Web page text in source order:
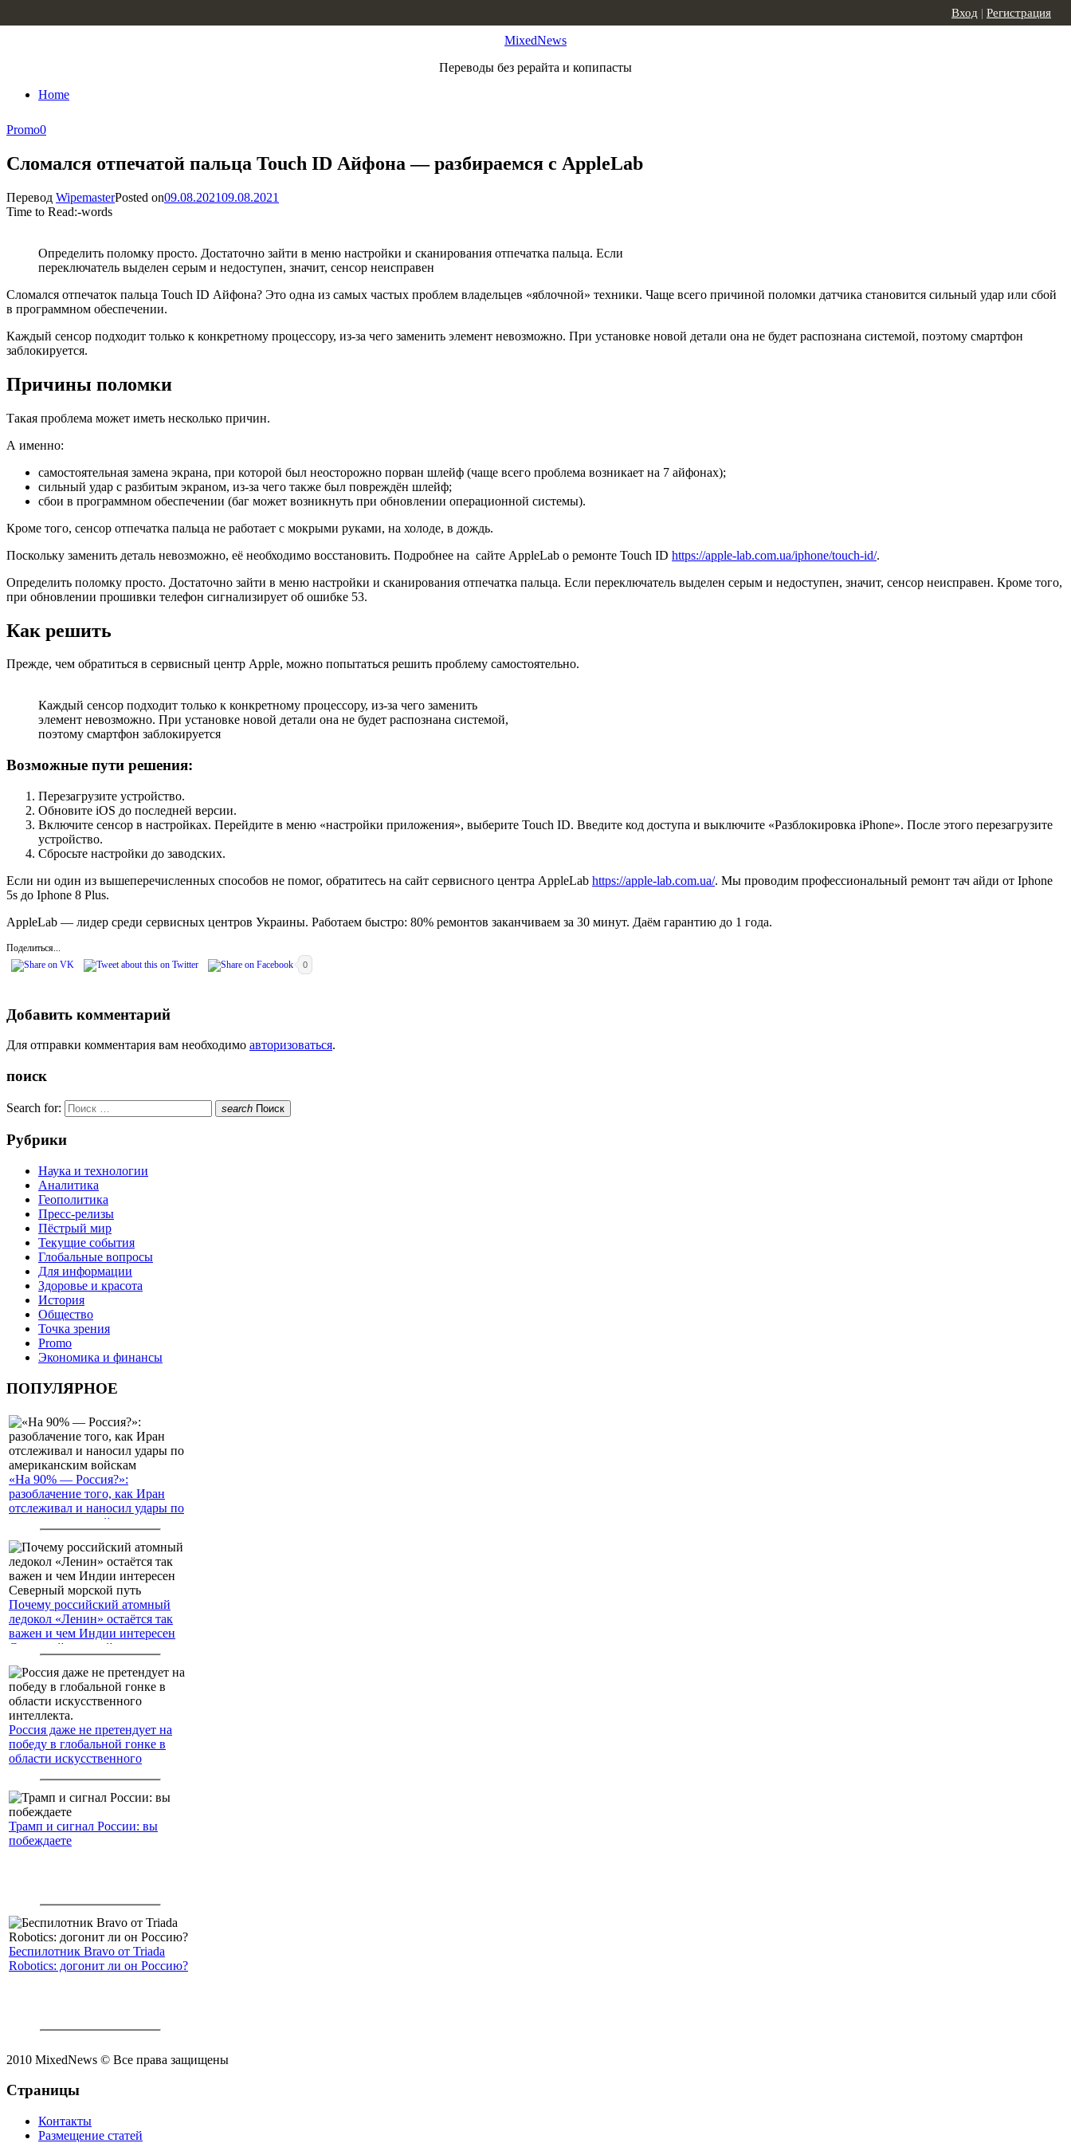
MixedNews
Переводы без рерайта и копипасты
Home
Вход | Регистрация
Promo0
Сломался отпечатой пальца Touch ID Айфона — разбираемся с AppleLab
Перевод WipemasterPosted on09.08.202109.08.2021
Time to Read:-words
Определить поломку просто. Достаточно зайти в меню настройки и сканирования отпечатка пальца. Если
переключатель выделен серым и недоступен, значит, сенсор неисправен
Сломался отпечаток пальца Touch ID Айфона? Это одна из самых частых проблем владельцев «яблочной» техники. Чаще всего причиной поломки датчика становится сильный удар или сбой
в программном обеспечении.
Каждый сенсор подходит только к конкретному процессору, из-за чего заменить элемент невозможно. При установке новой детали она не будет распознана системой, поэтому смартфон
заблокируется.
Причины поломки
Такая проблема может иметь несколько причин.
А именно:
самостоятельная замена экрана, при которой был неосторожно порван шлейф (чаще всего проблема возникает на 7 айфонах);
сильный удар с разбитым экраном, из-за чего также был повреждён шлейф;
сбои в программном обеспечении (баг может возникнуть при обновлении операционной системы).
Кроме того, сенсор отпечатка пальца не работает с мокрыми руками, на холоде, в дождь.
Поскольку заменить деталь невозможно, её необходимо восстановить. Подробнее на сайте AppleLab о ремонте Touch ID https://apple-lab.com.ua/iphone/touch-id/.
Определить поломку просто. Достаточно зайти в меню настройки и сканирования отпечатка пальца. Если переключатель выделен серым и недоступен, значит, сенсор неисправен. Кроме того,
при обновлении прошивки телефон сигнализирует об ошибке 53.
Как решить
Прежде, чем обратиться в сервисный центр Apple, можно попытаться решить проблему самостоятельно.
Каждый сенсор подходит только к конкретному процессору, из-за чего заменить
элемент невозможно. При установке новой детали она не будет распознана системой,
поэтому смартфон заблокируется
Возможные пути решения:
Перезагрузите устройство.
Обновите iOS до последней версии.
Включите сенсор в настройках. Перейдите в меню «настройки приложения», выберите Touch ID. Введите код доступа и выключите «Разблокировка iPhone». После этого перезагрузите
устройство.
Сбросьте настройки до заводских.
Если ни один из вышеперечисленных способов не помог, обратитесь на сайт сервисного центра AppleLab https://apple-lab.com.ua/. Мы проводим профессиональный ремонт тач айди от Iphone
5s до Iphone 8 Plus.
AppleLab — лидер среди сервисных центров Украины. Работаем быстро: 80% ремонтов заканчиваем за 30 минут. Даём гарантию до 1 года.
Поделиться...
0
Добавить комментарий
Для отправки комментария вам необходимо авторизоваться.
поиск
Search for: search Поиск
Рубрики
Наука и технологии
Аналитика
Геополитика
Пресс-релизы
Пёстрый мир
Текущие события
Глобальные вопросы
Для информации
Здоровье и красота
История
Общество
Точка зрения
Promo
Экономика и финансы
ПОПУЛЯРНОЕ
«На 90% — Россия?»:
разоблачение того, как Иран
отслеживал и наносил удары по
американским войскам
Почему российский атомный
ледокол «Ленин» остаётся так
важен и чем Индии интересен
Северный морской путь
Россия даже не претендует на
победу в глобальной гонке в
области искусственного
Трамп и сигнал России: вы
побеждаете
Беспилотник Bravo от Triada
Robotics: догонит ли он Россию?
2010 MixedNews © Все права защищены
Страницы
Контакты
Размещение статей